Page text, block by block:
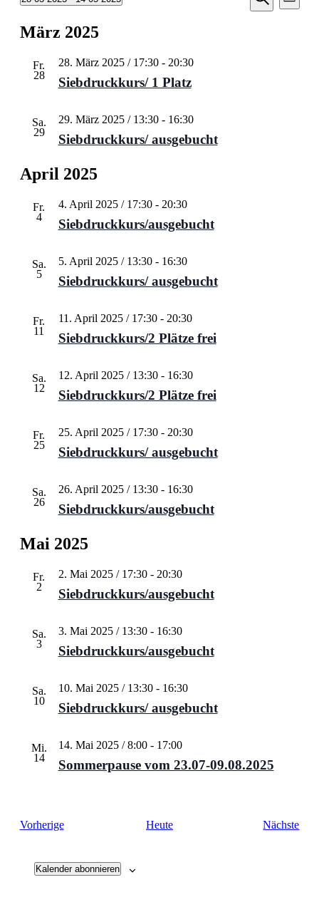
Suche
Suche
wählen.
März 2025
Fr.
28
28. März 2025 / 17:30- 20:30
Siebdruckkurs/ 1 Platz
Sa.
29
29. März 2025 / 13:30- 16:30
Siebdruckkurs/ ausgebucht
April 2025
Fr.
4
4. April 2025 / 17:30- 20:30
Siebdruckkurs/ausgebucht
Sa.
5
5. April 2025 / 13:30- 16:30
Siebdruckkurs/ ausgebucht
Fr.
11
11. April 2025 / 17:30- 20:30
Siebdruckkurs/2 Plätze frei
Sa.
12
12. April 2025 / 13:30- 16:30
Siebdruckkurs/2 Plätze frei
Fr.
25
25. April 2025 / 17:30- 20:30
Siebdruckkurs/ ausgebucht
Sa.
26
26. April 2025 / 13:30- 16:30
Siebdruckkurs/ausgebucht
Mai 2025
Fr.
2
2. Mai 2025 / 17:30- 20:30
Siebdruckkurs/ausgebucht
Sa.
3
3. Mai 2025 / 13:30- 16:30
Siebdruckkurs/ausgebucht
Sa.
10
10. Mai 2025 / 13:30- 16:30
Siebdruckkurs/ ausgebucht
Mi.
14
14. Mai 2025 / 8:00- 17:00
Sommerpause vom 23.07-09.08.2025
VorherigeVeranstaltungen Heute Nächste
Kalender abonnieren